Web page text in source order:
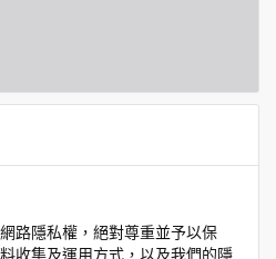
路隱私權，絕對尊重並予以保
收集及運用方式，以及我們的隱